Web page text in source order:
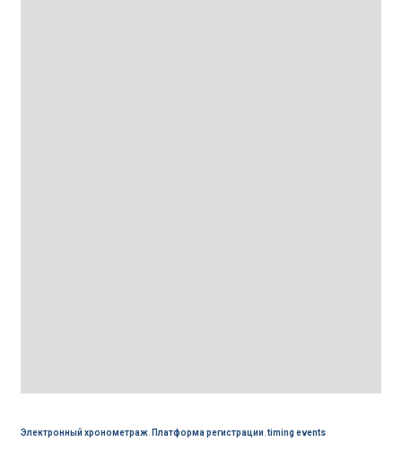
Электронный хронометраж, Платформа регистрации timing events